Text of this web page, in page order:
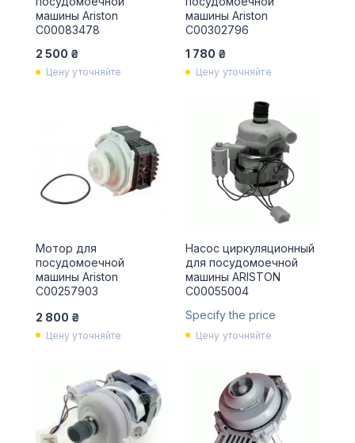
машины Ariston
C00083478
2 500 ₴
Цену уточняйте
машины Ariston
С00302796
1 780 ₴
Цену уточняйте
Мотор для
посудомоечной
машины Ariston
C00257903
2 800 ₴
Цену уточняйте
Насос циркуляционный
для посудомоечной
машины ARISTON
C00055004
Specify the price
Цену уточняйте